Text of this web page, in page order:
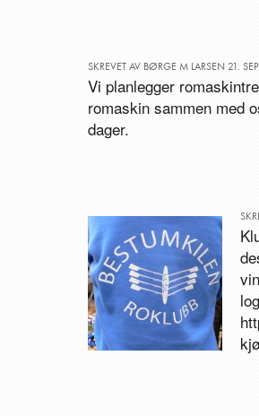
SKREVET AV BØRGE M LARSEN 21.
Vi planlegger
romaskin sammen med
dager.